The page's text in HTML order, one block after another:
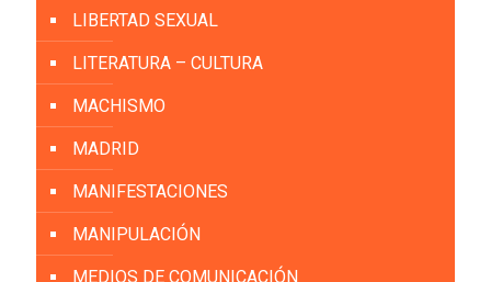
LIBERTAD SEXUAL
LITERATURA – CULTURA
MACHISMO
MADRID
MANIFESTACIONES
MANIPULACIÓN
MEDIOS DE COMUNICACIÓN